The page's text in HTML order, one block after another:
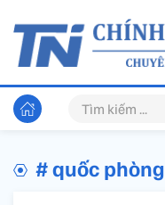
# quốc phòng